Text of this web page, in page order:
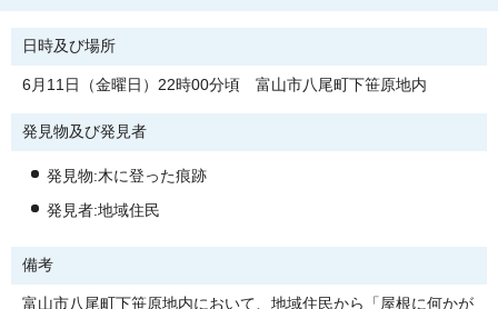
日時及び場所
6月11日（金曜日）22時00分頃 富山市八尾町下笹原地内
発見物及び発見者
発見物:木に登った痕跡
発見者:地域住民
備考
富山市八尾町下笹原地内において、地域住民から「屋根に何かが